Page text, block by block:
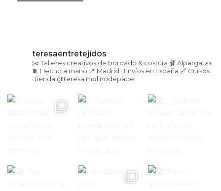
teresaentretejidos
✂️ Talleres creativos de bordado & costura 🩰 Alpargatas
🧵 Hecho a mano 📍 Madrid · Envíos en España 🔗 Cursos
·Tienda @teresa.molinodepapel